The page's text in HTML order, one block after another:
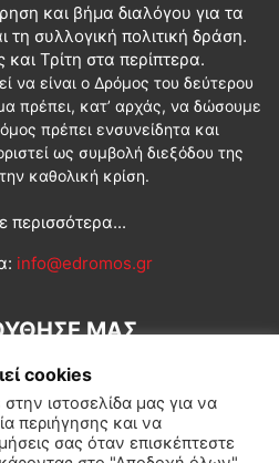
και βήμα διαλόγου για τα
τη συλλογική πολιτική δράση.
Τρίτη στα περίπτερα.
να είναι ο Δρόμος του δεύτερου
πρέπει, κατ’ αρχάς, να δώσουμε
πρέπει ενσυνείδητα και
ως συμβολή διεξόδου της
καθολική κρίση.
περισσότερα...
info@edromos.gr
ΜΑΣ
cookies
ιστοσελίδα μας για να
περιήγησης και να
σας όταν επισκέπτεστε